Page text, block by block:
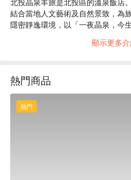
結合當地人文藝術及自然景致，為
隱密靜逸環境，以「一夜晶泉，今
豐富美食小吃和藝文市集活動選擇
北投晶泉丰旅推薦：不僅是放鬆泡
流平台，房型設計明亮通透，大片
色調融合營造寬敞舒適氛圍，讓整
蝶蘭飛舞，享受白磺泉的滋潤與溫
顯示更多
熱門商品
熱門